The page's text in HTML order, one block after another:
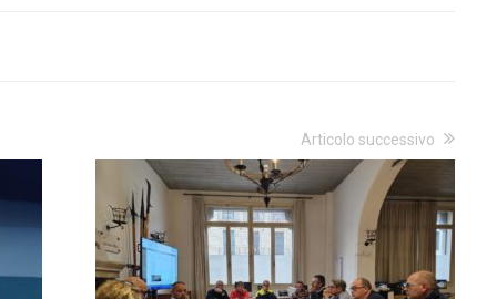
Articolo successivo